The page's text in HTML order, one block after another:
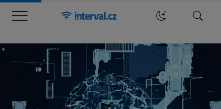
Menu Hledat